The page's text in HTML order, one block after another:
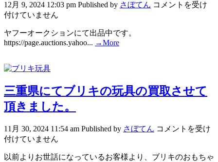
12月 9, 2024 12:03 pm Published by さぼてん コメントを受け
付けていません
ヤフーオークションにて出品中です。
https://page.auctions.yahoo... →More
三重県にてブリキの玩具の買取させて
頂きました。
11月 30, 2024 11:54 am Published by さぼてん コメントを受け
付けていません
以前よりお世話になっているお客様より、ブリキのおもちゃ